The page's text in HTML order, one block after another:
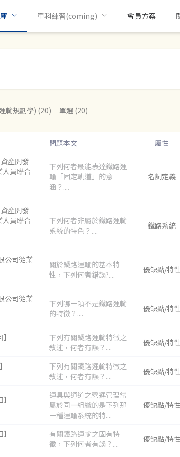
單科練習(coming) 會員方案
輸規劃學) (20) 單選 (20)
問題本文 屬性
產開發
人員聯合
下列何者最能表達鐵路運
輸「固定軌道」的意
涵？....
名詞定義
產開發
人員聯合
下列何者非屬於鐵路運輸
系統的特色？....
鐵路系統
公司從業
關於鐵路運輸的基本特
性，下列何者錯誤?....
優缺點/特性
公司從業
下列哪一項不是鐵路運輸
的特徵？....
優缺點/特性
下列有關鐵路運輸特徵之
敘述，何者有誤？....
優缺點/特性
下列有關鐵路運輸特徵之
敘述，何者有誤？....
優缺點/特性
運具與通道之營運管理常
屬於同一組織的是下列那
一種運輸系統的特....
優缺點/特性
有關鐵路運輸之固有特
徵，下列何者有誤？....
優缺點/特性